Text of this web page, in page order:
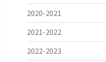
2020-2021
2021-2022
2022-2023